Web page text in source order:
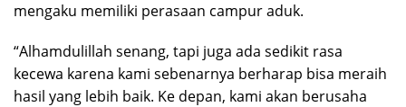
mengaku memiliki perasaan campur aduk.
“Alhamdulillah senang, tapi juga ada sedikit rasa
kecewa karena kami sebenarnya berharap bisa meraih
hasil yang lebih baik. Ke depan, kami akan berusaha